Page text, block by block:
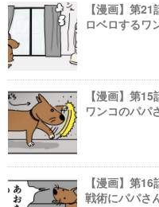
【漫画】第
ロベロするワ
【漫画】第
ワンコのパパ
【漫画】第
戦術にパパさ